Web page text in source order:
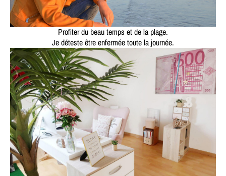
Profiter du beau temps et de la plage.
Je déteste être enfermée toute la journée.